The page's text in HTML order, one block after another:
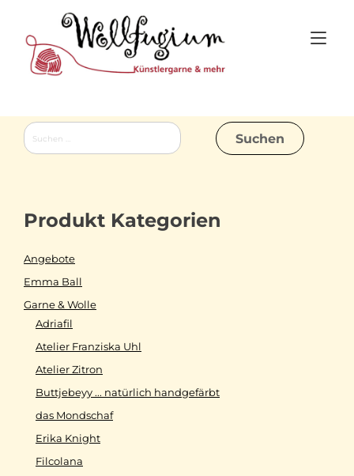
content
Suchen
nach:
Produkt Kategorien
Angebote
Emma Ball
Garne & Wolle
Adriafil
Atelier Franziska Uhl
Atelier Zitron
Buttjebeyy ... natürlich handgefärbt
das Mondschaf
Erika Knight
Filcolana